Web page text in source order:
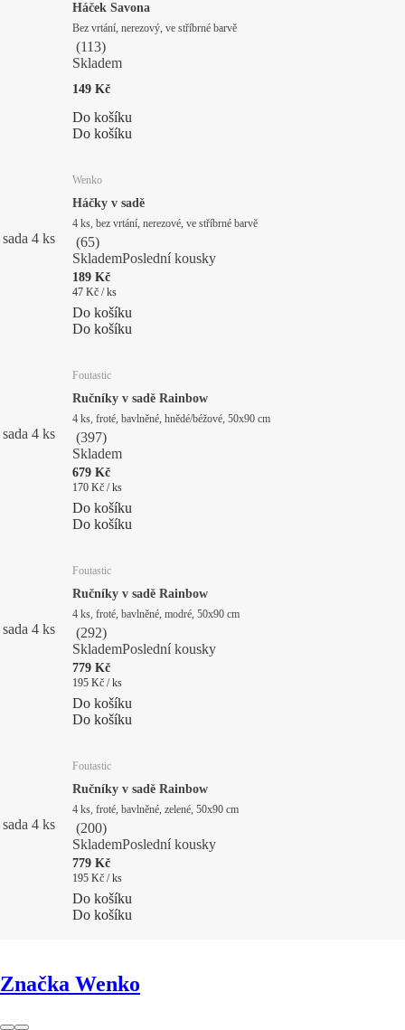
Háček Savona
Bez vrtání, nerezový, ve stříbrné barvě
(113)
Skladem
149 Kč
Do košíku
Do košíku
sada 4 ks
Wenko
Háčky v sadě
4 ks, bez vrtání, nerezové, ve stříbrné barvě
(65)
SklademPoslední kousky
189 Kč
47 Kč / ks
Do košíku
Do košíku
sada 4 ks
Foutastic
Ručníky v sadě Rainbow
4 ks, froté, bavlněné, hnědé/béžové, 50x90 cm
(397)
Skladem
679 Kč
170 Kč / ks
Do košíku
Do košíku
sada 4 ks
Foutastic
Ručníky v sadě Rainbow
4 ks, froté, bavlněné, modré, 50x90 cm
(292)
SklademPoslední kousky
779 Kč
195 Kč / ks
Do košíku
Do košíku
sada 4 ks
Foutastic
Ručníky v sadě Rainbow
4 ks, froté, bavlněné, zelené, 50x90 cm
(200)
SklademPoslední kousky
779 Kč
195 Kč / ks
Do košíku
Do košíku
Značka Wenko